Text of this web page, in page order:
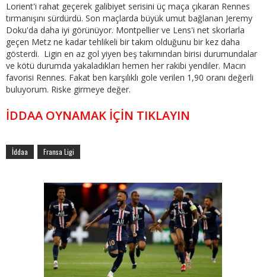
Lorient'i rahat geçerek galibiyet serisini üç maça çıkaran Rennes
tırmanışını sürdürdü. Son maçlarda büyük umut bağlanan Jeremy
Doku'da daha iyi görünüyor. Montpellier ve Lens'i net skorlarla
geçen Metz ne kadar tehlikeli bir takım olduğunu bir kez daha
gösterdi. Ligin en az gol yiyen beş takımından birisi durumundalar
ve kötü durumda yakaladıkları hemen her rakibi yendiler. Macın
favorisi Rennes. Fakat ben karşılıklı gole verilen 1,90 oranı değerli
buluyorum. Riske girmeye değer.
İDDAA OYNAMAK İÇİN TIKLAYIN
İddaa Fransa Ligi